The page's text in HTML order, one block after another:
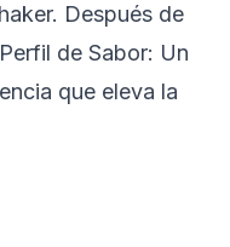
Después de
Perfil de Sabor: Un
que eleva la